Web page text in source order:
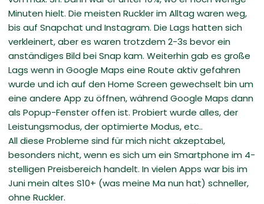
Minuten hielt. Die meisten Ruckler im Alltag waren weg,
bis auf Snapchat und Instagram. Die Lags hatten sich
verkleinert, aber es waren trotzdem 2-3s bevor ein
anständiges Bild bei Snap kam. Weiterhin gab es große
Lags wenn in Google Maps eine Route aktiv gefahren
wurde und ich auf den Home Screen gewechselt bin um
eine andere App zu öffnen, während Google Maps dann
als Popup-Fenster offen ist. Probiert wurde alles, der
Leistungsmodus, der optimierte Modus, etc..
All diese Probleme sind für mich nicht akzeptabel,
besonders nicht, wenn es sich um ein Smartphone im 4-
stelligen Preisbereich handelt. In vielen Apps war bis im
Juni mein altes S10+ (was meine Ma nun hat) schneller,
ohne Ruckler.